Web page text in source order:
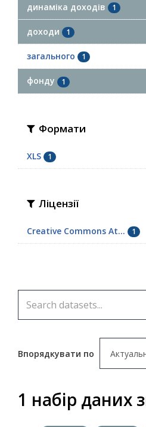
динаміка доходів 1
доходи 1
загального 1
фонду 1
Формати
XLS 1
Ліцензії
Creative Commons At... 1
Впорядкувати по
1 набір даних